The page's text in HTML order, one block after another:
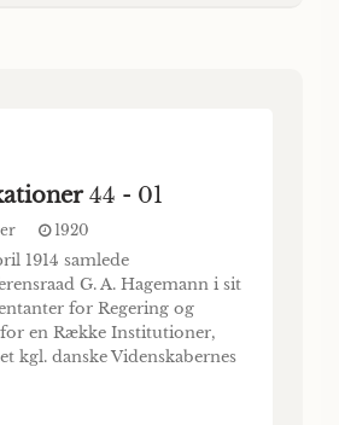
44 - 01
1920
1914 samlede
G. A. Hagemann i sit
for Regering og
for en Række Institutioner,
kgl. danske Videnskabernes